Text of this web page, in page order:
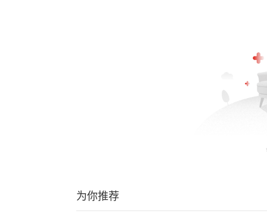
为你推荐